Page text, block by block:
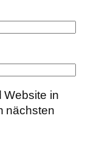
Website in
nächsten